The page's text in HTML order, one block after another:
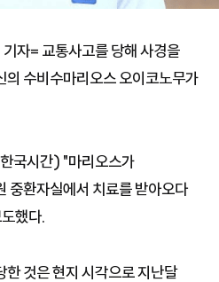
자= 교통사고를 당해 사경을
의 수비수마리오스 오이코노무가
국시간) "마리오스가
중환자실에서 치료를 받아오다
했다.
한 것은 현지 시각으로 지난달